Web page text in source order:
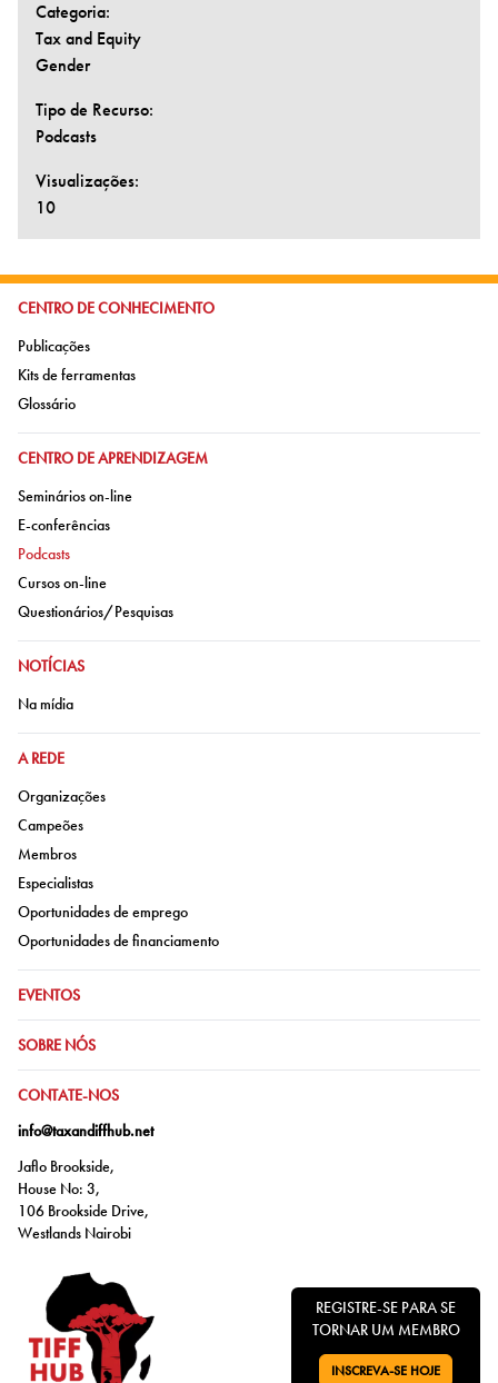
Categoria:
Tax and Equity
Gender
Tipo de Recurso:
Podcasts
Visualizações:
10
IR PARA:
CENTRO DE CONHECIMENTO
Ir para:
Publicações
Ir para:
Kits de ferramentas
Ir para:
Glossário
IR PARA:
CENTRO DE APRENDIZAGEM
Ir para:
Seminários on-line
Ir para:
E-conferências
Ir para:
Podcasts
Ir para:
Cursos on-line
Ir para:
Questionários/Pesquisas
IR PARA:
NOTÍCIAS
Ir para:
Na mídia
IR PARA:
A REDE
Ir para:
Organizações
Ir para:
Campeões
Ir para:
Membros
Ir para:
Especialistas
Ir para:
Oportunidades de emprego
Ir para:
Oportunidades de financiamento
IR PARA:
EVENTOS
IR PARA:
SOBRE NÓS
IR PARA:
CONTATE-NOS
info@taxandiffhub.net
Jaflo Brookside,
House No: 3,
106 Brookside Drive,
Westlands Nairobi
REGISTRE-SE PARA SE
TORNAR UM MEMBRO
VÁ PARA:
INSCREVA-SE HOJE